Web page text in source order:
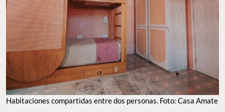
Habitaciones compartidas entre dos personas. Foto: Casa Amate